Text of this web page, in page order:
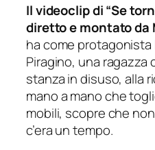
Il videoclip di “Se
diretto e montato da
ha come protagonista
Piragino, una ragazza
stanza in disuso, alla
mano a mano che
mobili, scopre che
c’era un tempo.